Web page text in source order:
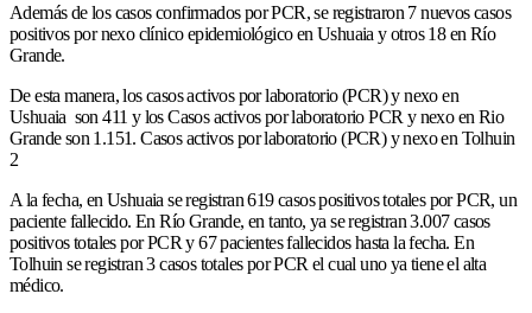
Además de los casos confirmados por PCR, se registraron 7 nuevos casos
positivos por nexo clínico epidemiológico en Ushuaia y otros 18 en Río
Grande.
De esta manera, los casos activos por laboratorio (PCR) y nexo en
Ushuaia son 411 y los Casos activos por laboratorio PCR y nexo en Rio
Grande son 1.151. Casos activos por laboratorio (PCR) y nexo en Tolhuin
2
A la fecha, en Ushuaia se registran 619 casos positivos totales por PCR, un
paciente fallecido. En Río Grande, en tanto, ya se registran 3.007 casos
positivos totales por PCR y 67 pacientes fallecidos hasta la fecha. En
Tolhuin se registran 3 casos totales por PCR el cual uno ya tiene el alta
médico.